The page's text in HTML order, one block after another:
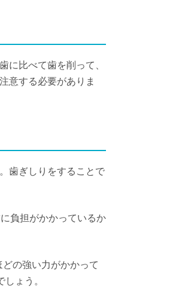
に比べて歯を削って、
意する必要がありま
歯ぎしりをすることで
負担がかかっているか
の強い力がかかって
ょう。